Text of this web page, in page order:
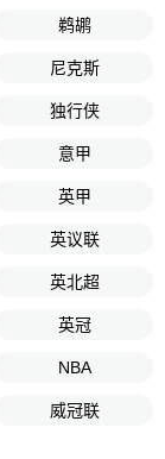
鹈鹕
尼克斯
独行侠
意甲
英甲
英议联
英北超
英冠
NBA
威冠联